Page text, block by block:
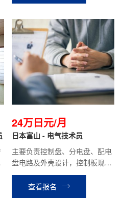
24万日元/月
日本富山 - 电气技术员
主要负责控制盘、分电盘、配电
盘电路及外壳设计，控制板现场
调试支持等相关工作。
查看报名